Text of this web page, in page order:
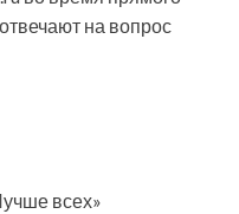
на вопрос
всех»